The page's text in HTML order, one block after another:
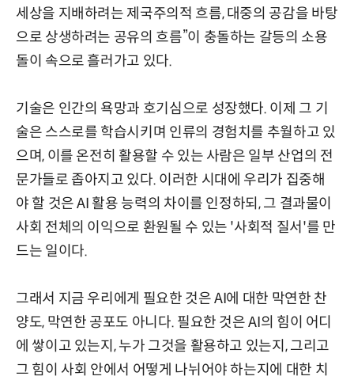
세상을 지배하려는 제국주의적 흐름, 대중의 공감을 바탕
으로 상생하려는 공유의 흐름”이 충돌하는 갈등의 소용
돌이 속으로 흘러가고 있다.
기술은 인간의 욕망과 호기심으로 성장했다. 이제 그 기
술은 스스로를 학습시키며 인류의 경험치를 추월하고 있
으며, 이를 온전히 활용할 수 있는 사람은 일부 산업의 전
문가들로 좁아지고 있다. 이러한 시대에 우리가 집중해
야 할 것은 AI 활용 능력의 차이를 인정하되, 그 결과물이
사회 전체의 이익으로 환원될 수 있는 '사회적 질서'를 만
드는 일이다.
그래서 지금 우리에게 필요한 것은 AI에 대한 막연한 찬
양도, 막연한 공포도 아니다. 필요한 것은 AI의 힘이 어디
에 쌓이고 있는지, 누가 그것을 활용하고 있는지, 그리고
그 힘이 사회 안에서 어떻게 나뉘어야 하는지에 대한 치